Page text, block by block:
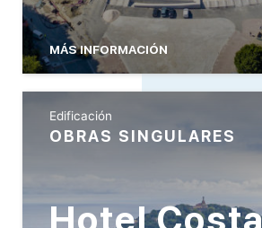
MÁS INFORMACIÓN
Edificación
OBRAS SINGULARES